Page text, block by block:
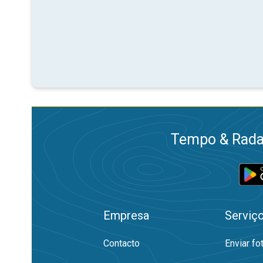
Tempo &
Empresa
Contacto Enviar